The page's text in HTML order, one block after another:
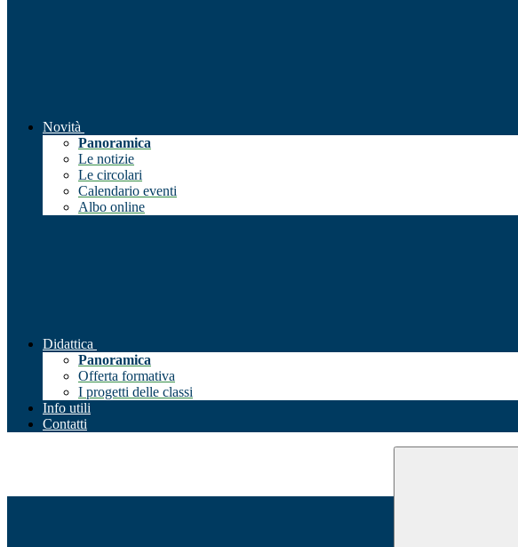
Novità
Panoramica
Le notizie
Le circolari
Calendario eventi
Albo online
Didattica
Panoramica
Offerta formativa
I progetti delle classi
Info utili
Contatti